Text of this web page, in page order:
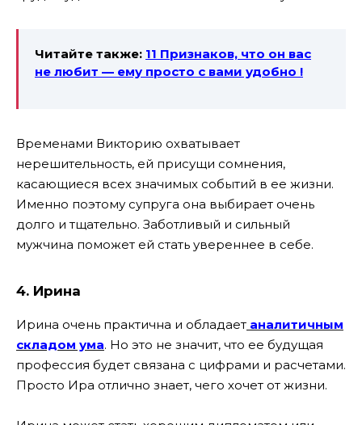
Читайте также: 11 Признаков, что он вас
не любит — ему просто с вами удобно !
Временами Викторию охватывает
нерешительность, ей присущи сомнения,
касающиеся всех значимых событий в ее жизни.
Именно поэтому супруга она выбирает очень
долго и тщательно. Заботливый и сильный
мужчина поможет ей стать увереннее в себе.
4. Ирина
Ирина очень практична и обладает аналитичным
складом ума. Но это не значит, что ее будущая
профессия будет связана с цифрами и расчетами.
Просто Ира отлично знает, чего хочет от жизни.